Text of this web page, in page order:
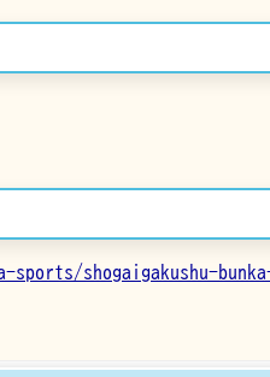
shogaigakushu-bunka-